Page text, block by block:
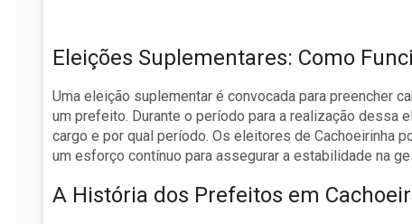
Eleições Suplementares: Como
Uma eleição suplementar é convocada para preencher
um prefeito. Durante o período para a realização dessa
cargo e por qual período. Os eleitores de Cachoeirinha
um esforço contínuo para assegurar a estabilidade na
A História dos Prefeitos em